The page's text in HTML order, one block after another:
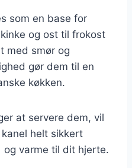
som en base for
og ost til frokost
med smør og
gør dem til en
køkken.
at servere dem, vil
helt sikkert
varme til dit hjerte.